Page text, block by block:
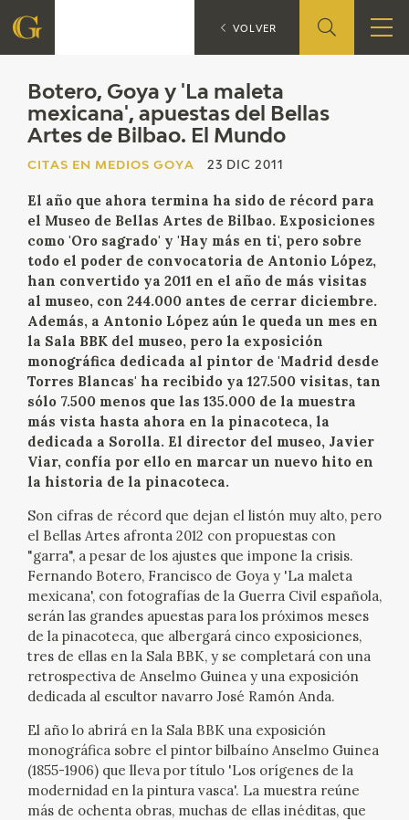
FUNDACIÓN
QUIENES SOMOS
ACCIÓN CORPORATIVA
CONTACTO
PROGRAMACIÓN
EXPOSICIONES
ACTIVIDADES
ACTUALIDAD
SALA DE PRENSA
BLOG CUADERNO ITALIANO
FRANCISCO DE GOYA
CRONOLOGÍA
Botero, Goya y 'La maleta
mexicana', apuestas del Bellas
Artes de Bilbao. El Mundo
CITAS EN MEDIOS GOYA 23 DIC 2011
El año que ahora termina ha sido de récord para
el Museo de Bellas Artes de Bilbao. Exposiciones
como 'Oro sagrado' y 'Hay más en ti', pero sobre
todo el poder de convocatoria de Antonio López,
han convertido ya 2011 en el año de más visitas
al museo, con 244.000 antes de cerrar diciembre.
Además, a Antonio López aún le queda un mes en
la Sala BBK del museo, pero la exposición
monográfica dedicada al pintor de 'Madrid desde
Torres Blancas' ha recibido ya 127.500 visitas, tan
sólo 7.500 menos que las 135.000 de la muestra
más vista hasta ahora en la pinacoteca, la
dedicada a Sorolla. El director del museo, Javier
Viar, confía por ello en marcar un nuevo hito en
la historia de la pinacoteca.
Son cifras de récord que dejan el listón muy alto, pero
el Bellas Artes afronta 2012 con propuestas con
"garra", a pesar de los ajustes que impone la crisis.
Fernando Botero, Francisco de Goya y 'La maleta
mexicana', con fotografías de la Guerra Civil española,
serán las grandes apuestas para los próximos meses
de la pinacoteca, que albergará cinco exposiciones,
tres de ellas en la Sala BBK, y se completará con una
retrospectiva de Anselmo Guinea y una exposición
dedicada al escultor navarro José Ramón Anda.
El año lo abrirá en la Sala BBK una exposición
monográfica sobre el pintor bilbaíno Anselmo Guinea
(1855-1906) que lleva por título 'Los orígenes de la
modernidad en la pintura vasca'. La muestra reúne
más de ochenta obras, muchas de ellas inéditas, que
CITAS EN MEDIOS GOYA
VOLVER